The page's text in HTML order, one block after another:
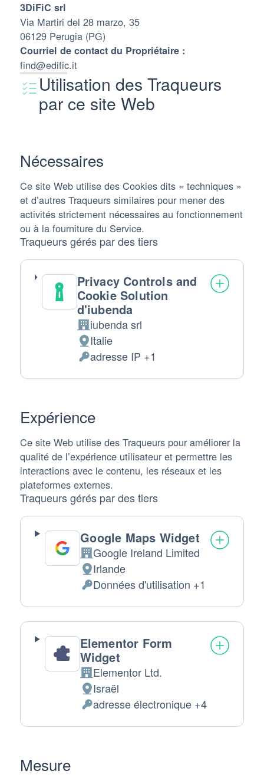
3DiFiC srl
Via Martiri del 28 marzo, 35
06129 Perugia (PG)
Courriel de contact du Propriétaire :
find@edific.it
Utilisation des Traqueurs
par ce site Web
Nécessaires
Ce site Web utilise des Cookies dits « techniques »
et d’autres Traqueurs similaires pour mener des
activités strictement nécessaires au fonctionnement
ou à la fourniture du Service.
Traqueurs gérés par des tiers
Privacy Controls and
Cookie Solution
d'iubenda
Entreprise:
iubenda srl
Lieu
de
traitement
Italie
Données
personnelles
adresse IP +1
Expérience
Ce site Web utilise des Traqueurs pour améliorer la
qualité de l’expérience utilisateur et permettre les
interactions avec le contenu, les réseaux et les
plateformes externes.
Traqueurs gérés par des tiers
Google Maps Widget
Entreprise:
Google Ireland Limited
Lieu
de
traitement
:
Irlande
Données
personnelles
traitées
:
Données d'utilisation +1
Elementor Form
Widget
Entreprise:
Elementor Ltd.
Lieu
de
traitement
Israël
Données
personnelles
adresse électronique +4
Mesure